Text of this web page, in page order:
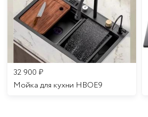
32 900 ₽
Мойка для кухни HBOE9